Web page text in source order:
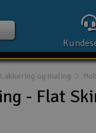
Lakkering og maling
- Flat